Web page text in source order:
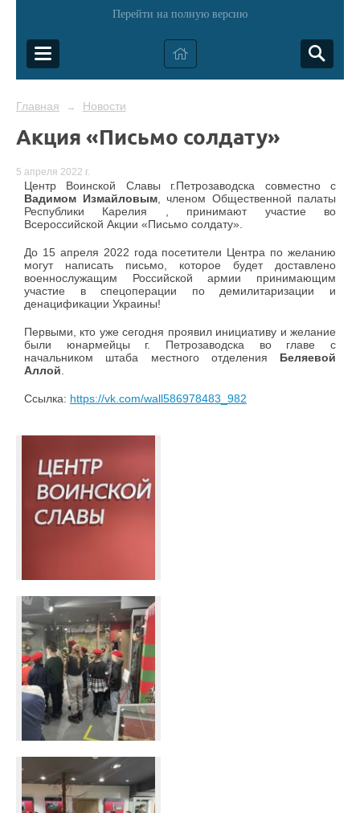
Перейти на полную версию
Главная → Новости
Акция «Письмо солдату»
5 апреля 2022 г.
Центр Воинской Славы г.Петрозаводска совместно с
Вадимом Измайловым, членом Общественной палаты
Республики Карелия , принимают участие во
Всероссийской Акции «Письмо солдату».
До 15 апреля 2022 года посетители Центра по желанию
могут написать письмо, которое будет доставлено
военнослужащим Российской армии принимающим
участие в спецоперации по демилитаризации и
денацификации Украины!
Первыми, кто уже сегодня проявил инициативу и желание
были юнармейцы г. Петрозаводска во главе с
начальником штаба местного отделения Беляевой
Аллой
Ссылка: https://vk.com/wall586978483_982